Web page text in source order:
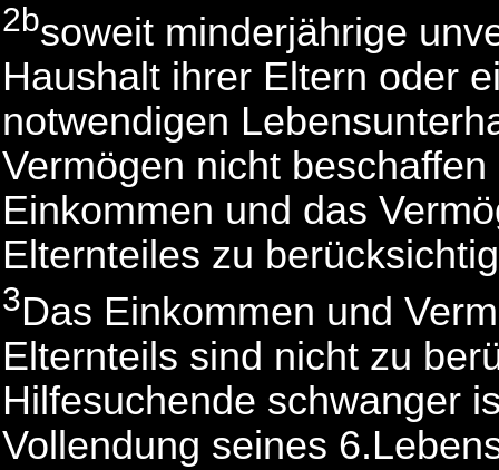
2bsoweit minderjährige
Haushalt ihrer Eltern oder
notwendigen
Vermögen nicht
Einkommen und das
Elternteiles zu
3Das Einkommen und
Elternteils sind nicht zu
Hilfesuchende schwanger
Vollendung seines